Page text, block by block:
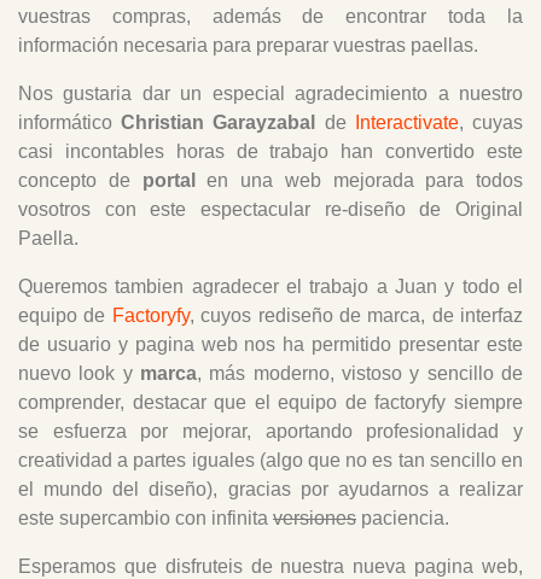
vuestras compras, además de encontrar toda la
información necesaria para preparar vuestras paellas.
Nos gustaria dar un especial agradecimiento a nuestro
informáticoChristian Garayzabal de Interactivate, cuyas
casi incontables horas de trabajo han convertido este
concepto de portal
en una web mejorada para todos
vosotros con este espectacular re-diseño de Original
Paella.
Queremos tambien agradecer el trabajo a Juan y todo el
equipo de Factoryfy, cuyos rediseño de marca, de interfaz
de usuario y pagina web nos ha permitido presentar este
nuevo look y marca, más moderno, vistoso y sencillo de
comprender, destacar que el equipo de factoryfy siempre
se esfuerza por mejorar, aportando profesionalidad y
creatividad a partes iguales (algo que no es tan sencillo en
el mundo del diseño), gracias por ayudarnos a realizar
este supercambio con infinita versiones paciencia.
Esperamos que disfruteis de nuestra nueva pagina web,